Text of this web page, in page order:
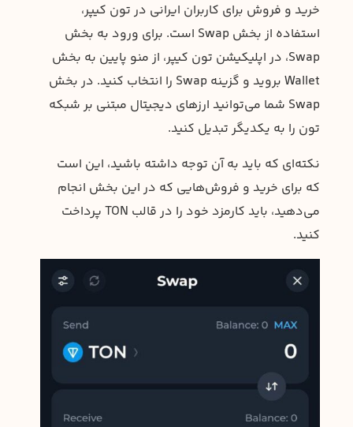
خرید و فروش برای کاربران ایرانی در تون کیپر،
استفاده از بخش Swap است. برای ورود به بخش
Swap، در اپلیکیشن تون کیپر، از منو پایین به بخش
Wallet بروید و گزینه Swap را انتخاب کنید. در بخش
Swap شما می‌توانید ارزهای دیجیتال مبتنی بر شبکه
تون را به یکدیگر تبدیل کنید.
نکته‌ای که باید به آن توجه داشته باشید، این است
که برای خرید و فروش‌هایی که در این بخش انجام
می‌دهید، باید کارمزد خود را در قالب TON پرداخت
کنید.